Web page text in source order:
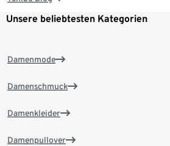
Unsere beliebtesten Kategorien
Damenmode
Damenschmuck
Damenkleider
Damenpullover